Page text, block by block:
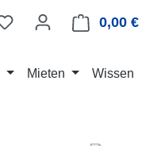
0,00 €
Mieten Wissen